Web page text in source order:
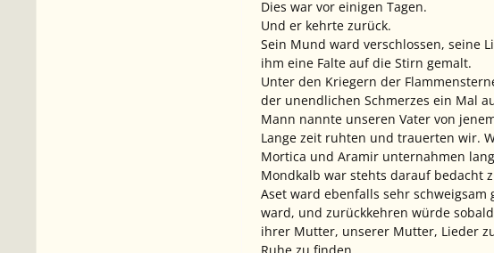
Dies war vor einigen Tagen.
Und er kehrte zurück.
Sein Mund ward verschlossen, seine
ihm eine Falte auf die Stirn gemalt.
Unter den Kriegern der
der unendlichen Schmerzes ein Mal
Mann nannte unseren Vater von
Lange zeit ruhten und trauerten wir.
Mortica und Aramir unternahmen
Mondkalb war stehts darauf bedacht
Aset ward ebenfalls sehr
ward, und zurückkehren würde
ihrer Mutter, unserer Mutter, Lieder